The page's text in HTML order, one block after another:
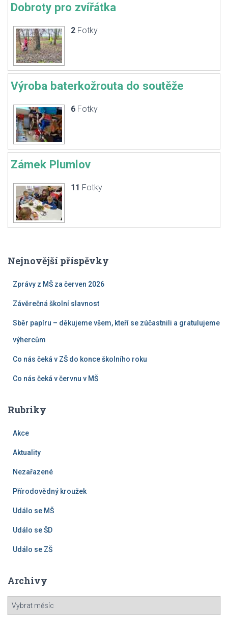
Dobroty pro zvířátka
2 Fotky
Výroba baterkožrouta do soutěže
6 Fotky
Zámek Plumlov
11 Fotky
Nejnovější příspěvky
Zprávy z MŠ za červen 2026
Závěrečná školní slavnost
Sběr papíru – děkujeme všem, kteří se zúčastnili a gratulujeme
výhercům
Co nás čeká v ZŠ do konce školního roku
Co nás čeká v červnu v MŠ
Rubriky
Akce
Aktuality
Nezařazené
Přírodovědný kroužek
Událo se MŠ
Událo se ŠD
Událo se ZŠ
Archivy